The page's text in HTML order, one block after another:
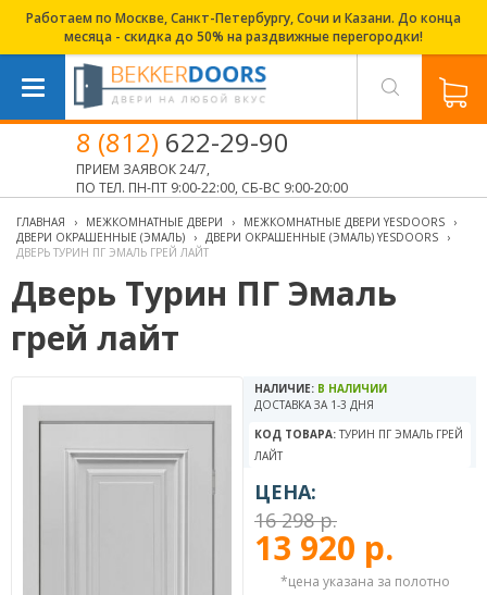
Работаем по Москве, Санкт-Петербургу, Сочи и Казани. До конца
месяца - скидка до 50% на раздвижные перегородки!
8 (812) 622-29-90
ПРИЕМ ЗАЯВОК 24/7,
ПО ТЕЛ. ПН-ПТ 9:00-22:00, СБ-ВС 9:00-20:00
ГЛАВНАЯ › МЕЖКОМНАТНЫЕ ДВЕРИ › МЕЖКОМНАТНЫЕ ДВЕРИ YESDOORS
›
ДВЕРИ ОКРАШЕННЫЕ (ЭМАЛЬ)
› ДВЕРИ ОКРАШЕННЫЕ (ЭМАЛЬ) YESDOORS
›
ДВЕРЬ ТУРИН ПГ ЭМАЛЬ ГРЕЙ ЛАЙТ
Дверь Турин ПГ Эмаль
грей лайт
НАЛИЧИЕ: В НАЛИЧИИ
ДОСТАВКА ЗА 1-3 ДНЯ
КОД ТОВАРА: ТУРИН ПГ ЭМАЛЬ ГРЕЙ
ЛАЙТ
ЦЕНА:
16 298 р.
13 920 р.
*цена указана за полотно